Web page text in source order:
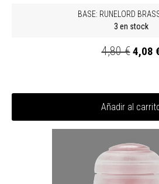
BASE: RUNELORD
3 en stock
4,80 €4,08
Añadir al